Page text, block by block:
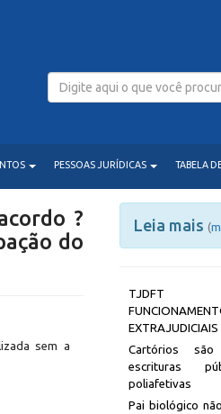
PESSOAS JURÍDICAS TABELA
?
do
sem a
Leia mais (
TJDFT
Cartórios
escrituras
poliafetivas
Pai biológico